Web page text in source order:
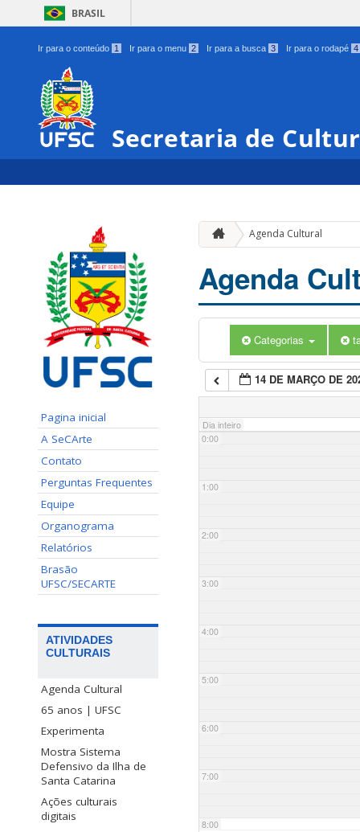
BRASIL
Ir para o conteúdo 1 Ir para o menu 2 Ir para a busca 3 Ir para o rodapé 4
Secretaria de
Pagina inicial
A SeCArte
Contato
Perguntas Frequentes
Equipe
Organograma
Relatórios
Brasão
UFSC/SECARTE
ATIVIDADES
CULTURAIS
Agenda Cultural
65 anos | UFSC
Experimenta
Mostra Sistema
Defensivo da Ilha de
Santa Catarina
Ações culturais
digitais
Agenda Cultural
Agenda
Categorias
14 DE MARÇO DE
Dia inteiro
0:00
1:00
2:00
3:00
4:00
5:00
6:00
7:00
8:00